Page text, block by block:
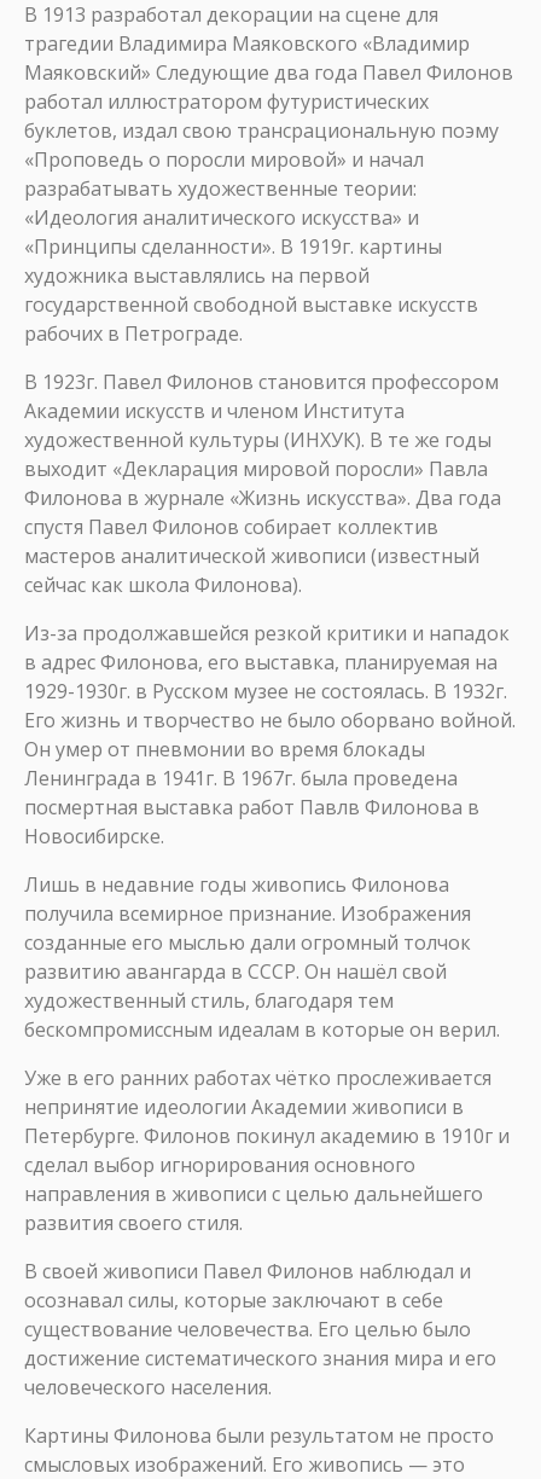
В 1913 разработал декорации на сцене для
трагедии Владимира Маяковского «Владимир
Маяковский» Следующие два года Павел Филонов
работал иллюстратором футуристических
буклетов, издал свою трансрациональную поэму
«Проповедь о поросли мировой» и начал
разрабатывать художественные теории:
«Идеология аналитического искусства» и
«Принципы сделанности». В 1919г. картины
художника выставлялись на первой
государственной свободной выставке искусств
рабочих в Петрограде.
В 1923г. Павел Филонов становится профессором
Академии искусств и членом Института
художественной культуры (ИНХУК). В те же годы
выходит «Декларация мировой поросли» Павла
Филонова в журнале «Жизнь искусства». Два года
спустя Павел Филонов собирает коллектив
мастеров аналитической живописи (известный
сейчас как школа Филонова).
Из-за продолжавшейся резкой критики и нападок
в адрес Филонова, его выставка, планируемая на
1929-1930г. в Русском музее не состоялась. В 1932г.
Его жизнь и творчество не было оборвано войной.
Он умер от пневмонии во время блокады
Ленинграда в 1941г. В 1967г. была проведена
посмертная выставка работ Павлв Филонова в
Новосибирске.
Лишь в недавние годы живопись Филонова
получила всемирное признание. Изображения
созданные его мыслью дали огромный толчок
развитию авангарда в СССР. Он нашёл свой
художественный стиль, благодаря тем
бескомпромиссным идеалам в которые он верил.
Уже в его ранних работах чётко прослеживается
непринятие идеологии Академии живописи в
Петербурге. Филонов покинул академию в 1910г и
сделал выбор игнорирования основного
направления в живописи с целью дальнейшего
развития своего стиля.
В своей живописи Павел Филонов наблюдал и
осознавал силы, которые заключают в себе
существование человечества. Его целью было
достижение систематического знания мира и его
человеческого населения.
Картины Филонова были результатом не просто
смысловых изображений. Его живопись — это